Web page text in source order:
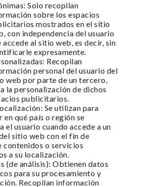
Solo recopilan
sobre los espacios
mostrados en el sitio
con independencia del usuario
accede al sitio web, es decir, sin
expresamente.
Recopilan
personal del usuario del
web por parte de un tercero,
la personalización de dichos
publicitarios.
Se utilizan para
en qué país o región se
el usuario cuando accede a un
sitio web con el fin de
contenidos o servicios
a su localización.
(de análisis): Obtienen datos
para su procesamiento y
Recopilan información